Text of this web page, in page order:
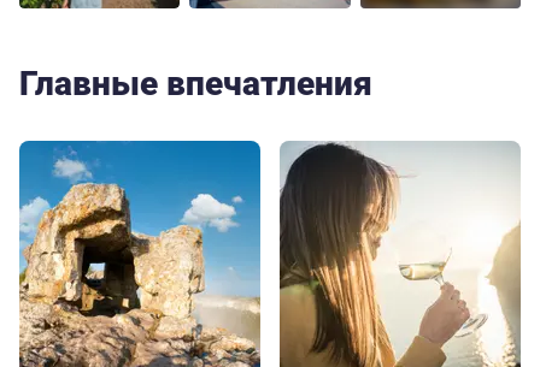
Главные впечатления